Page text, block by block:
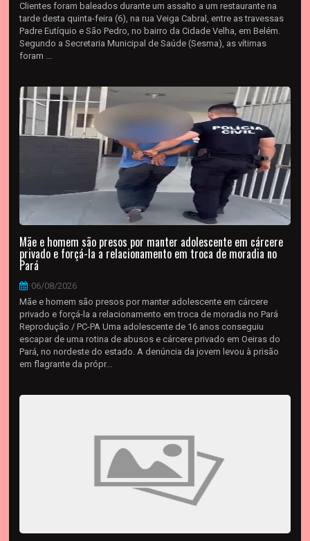
Clientes foram baleados durante um assalto a um restaurante na
tarde desta quinta-feira (6), na rua Veiga Cabral, entre as travessas
Padre Eutíquio e São Pedro, no bairro da Cidade Velha, em Belém.
Segundo a Secretaria Municipal de Saúde (Sesma), as vítimas
foram ...
Mãe e homem são presos por manter adolescente em cárcere
privado e forçá-la a relacionamento em troca de moradia no
Pará
06/08/2026
Mãe e homem são presos por manter adolescente em cárcere
privado e forçá-la a relacionamento em troca de moradia no Pará
Reprodução / PC-PA Uma adolescente de 16 anos conseguiu
escapar de uma rotina de abusos e cárcere privado em Oeiras do
Pará, no nordeste do estado. A denúncia da jovem levou à prisão
em flagrante da própr...